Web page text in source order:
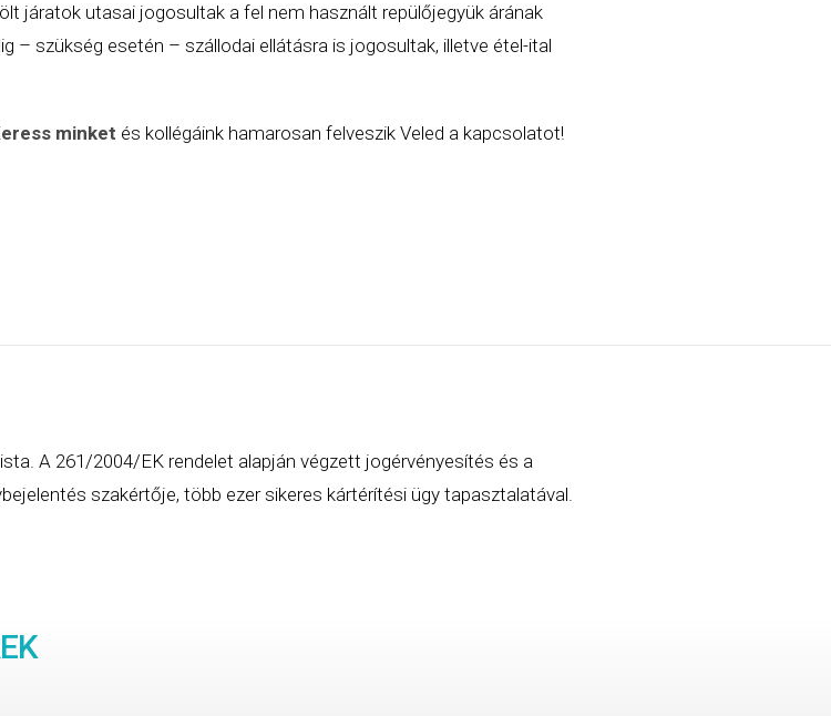
járatok utasai jogosultak a fel nem használt repülőjegyük árának
– szükség esetén – szállodai ellátásra is jogosultak, illetve étel-ital
minket és kollégáink hamarosan felveszik Veled a kapcsolatot!
A 261/2004/EK rendelet alapján végzett jogérvényesítés és a
szakértője, több ezer sikeres kártérítési ügy tapasztalatával.